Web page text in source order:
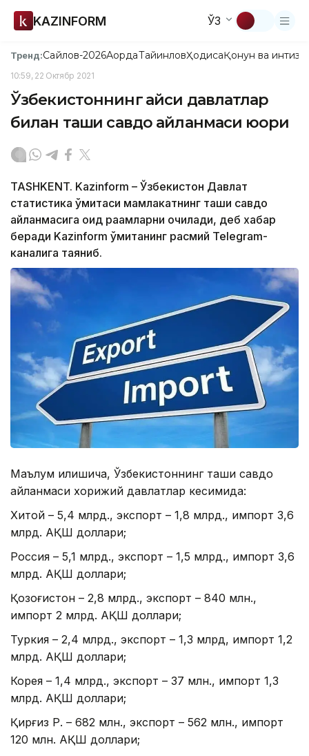
KAZINFORM ЎЗ
Тренд:Сайлов-2026АқордаТайинловҲодисаҚонун ва
10:59, 22 Октябр 2021
Ўзбекистоннинг қайси давлатлар
билан ташқи савдо айланмаси юқори
TASHKENT. Kazinform – Ўзбекистон Давлат
статистика қўмитаси мамлакатнинг ташқи савдо
айланмасига оид рақамларни очиқлади, деб хабар
беради Kazinform қўмитанинг расмий Telegram-
каналига таяниб.
Маълум қилишича, Ўзбекистоннинг ташқи савдо
айланмаси хорижий давлатлар кесимида:
Хитой – 5,4 млрд., экспорт – 1,8 млрд., импорт 3,6
млрд. АҚШ доллари;
Россия – 5,1 млрд., экспорт – 1,5 млрд., импорт 3,6
млрд. АҚШ доллари;
Қозоғистон – 2,8 млрд., экспорт – 840 млн.,
импорт 2 млрд. АҚШ доллари;
Туркия – 2,4 млрд., экспорт – 1,3 млрд, импорт 1,2
млрд. АҚШ доллари;
Корея – 1,4 млрд., экспорт – 37 млн., импорт 1,3
млрд. АҚШ доллари;
Қирғиз Р. – 682 млн., экспорт – 562 млн., импорт
120 млн. АҚШ доллари;